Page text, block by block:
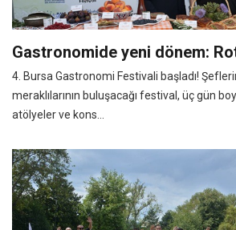
Gastronomide yeni dönem:
4. Bursa Gastronomi Festivali başladı!
meraklılarının buluşacağı festival, üç gün
atölyeler ve kons...